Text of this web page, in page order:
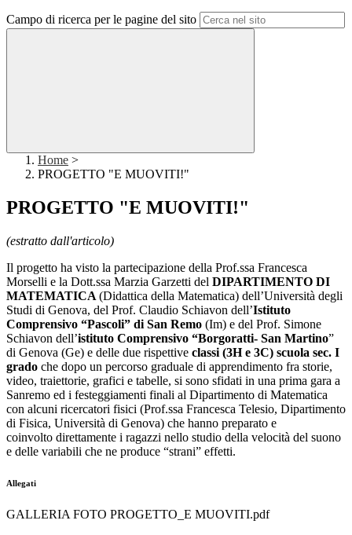
Campo di ricerca per le pagine del sito
Home >
PROGETTO "E MUOVITI!"
PROGETTO "E MUOVITI!"
(estratto dall'articolo)
Il progetto ha visto la partecipazione della Prof.ssa Francesca
Morselli e la Dott.ssa Marzia Garzetti del DIPARTIMENTO DI
MATEMATICA (Didattica della Matematica) dell’Università degli
Studi di Genova, del Prof. Claudio Schiavon dell’Istituto
Comprensivo “Pascoli” di San Remo (Im) e del Prof. Simone
Schiavon dell’istituto Comprensivo “Borgoratti- San Martino”
di Genova (Ge) e delle due rispettive classi (3H e 3C) scuola sec. I
grado che dopo un percorso graduale di apprendimento fra storie,
video, traiettorie, grafici e tabelle, si sono sfidati in una prima gara a
Sanremo ed i festeggiamenti finali al Dipartimento di Matematica
con alcuni ricercatori fisici (Prof.ssa Francesca Telesio, Dipartimento
di Fisica, Università di Genova) che hanno preparato e
coinvolto direttamente i ragazzi nello studio della velocità del suono
e delle variabili che ne produce “strani” effetti.
Allegati
GALLERIA FOTO PROGETTO_E MUOVITI.pdf